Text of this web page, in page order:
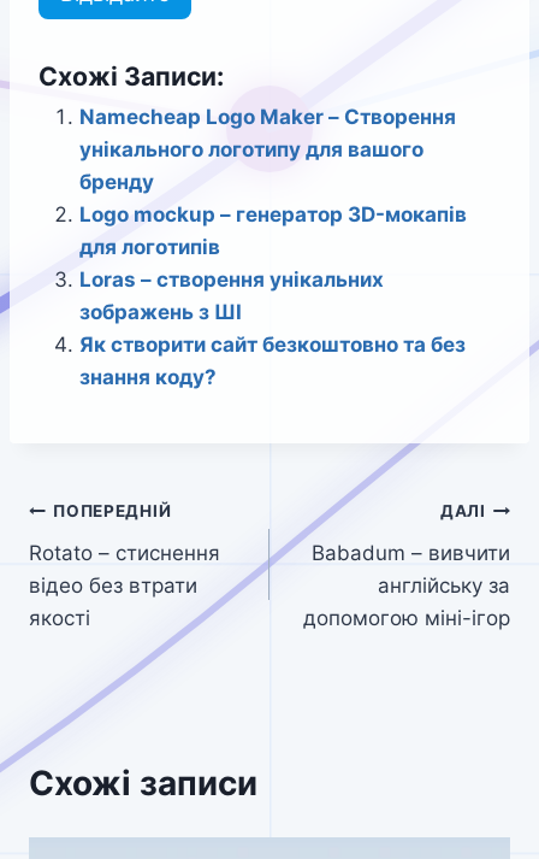
Схожі Записи:
Namecheap Logo Maker – Створення
унікального логотипу для вашого
бренду
Logo mockup – генератор 3D-мокапів
для логотипів
Loras – створення унікальних
зображень з ШІ
Як створити сайт безкоштовно та без
знання коду?
Навігація
записів
ПОПЕРЕДНІЙ
Rotato – стиснення
відео без втрати
якості
ДАЛІ
Babadum – вивчити
англійську за
допомогою міні-ігор
Схожі записи